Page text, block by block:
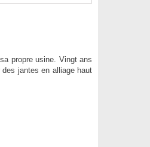
propre usine. Vingt ans
jantes en alliage haut